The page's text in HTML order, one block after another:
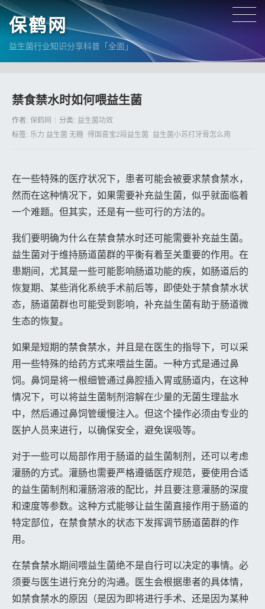
保鹤网
益生菌行业知识分享科普「全面」
禁食禁水时如何喂益生菌
作者: 保鹤网 分类: 益生菌功效
标签: 乐力 益生菌 无糖 得国喜宝2段益生菌 益生菌小苏打牙膏怎么用
在一些特殊的医疗状况下，患者可能会被要求禁食禁水，
然而在这种情况下，如果需要补充益生菌，似乎就面临着
一个难题。但其实，还是有一些可行的方法的。
我们要明确为什么在禁食禁水时还可能需要补充益生菌。
益生菌对于维持肠道菌群的平衡有着至关重要的作用。在
患期间，尤其是一些可能影响肠道功能的疾，如肠道后的
恢复期、某些消化系统手术前后等，即使处于禁食禁水状
态，肠道菌群也可能受到影响，补充益生菌有助于肠道微
生态的恢复。
如果是短期的禁食禁水，并且是在医生的指导下，可以采
用一些特殊的给药方式来喂益生菌。一种方式是通过鼻
饲。鼻饲是将一根细管通过鼻腔插入胃或肠道内，在这种
情况下，可以将益生菌制剂溶解在少量的无菌生理盐水
中，然后通过鼻饲管缓慢注入。但这个操作必须由专业的
医护人员来进行，以确保安全，避免误吸等。
对于一些可以局部作用于肠道的益生菌制剂，还可以考虑
灌肠的方式。灌肠也需要严格遵循医疗规范，要使用合适
的益生菌制剂和灌肠溶液的配比，并且要注意灌肠的深度
和速度等参数。这种方式能够让益生菌直接作用于肠道的
特定部位，在禁食禁水的状态下发挥调节肠道菌群的作
用。
在禁食禁水期间喂益生菌绝不是自行可以决定的事情。必
须要与医生进行充分的沟通。医生会根据患者的具体情，
如禁食禁水的原因（是因为即将进行手术、还是因为某种